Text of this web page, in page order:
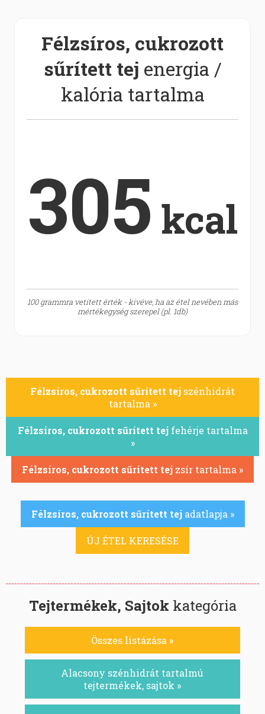
Félzsíros, cukrozott
sűrített tej energia /
kalória tartalma
305 kcal
100 grammra vetített érték - kivéve, ha az étel nevében más
mértékegység szerepel (pl. 1db)
Félzsíros, cukrozott sűrített tej szénhidrát
tartalma »
Félzsíros, cukrozott sűrített tejfehérje tartalma
»
Félzsíros, cukrozott sűrített tej zsír tartalma »
Félzsíros, cukrozott sűrített tejadatlapja »
ÚJ ÉTEL KERESÉSE
Tejtermékek, Sajtok kategória
Összes listázása »
Alacsony szénhidrát tartalmú
tejtermékek, sajtok »